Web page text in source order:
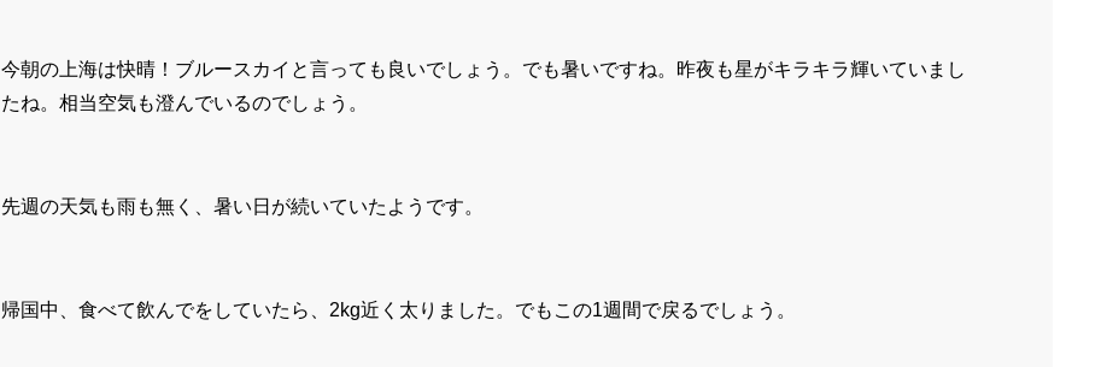
今朝の上海は快晴！ブルースカイと言っても良いでしょう。でも暑いですね。昨夜も星がキラキラ輝いていまし
たね。相当空気も澄んでいるのでしょう。
先週の天気も雨も無く、暑い日が続いていたようです。
帰国中、食べて飲んでをしていたら、2kg近く太りました。でもこの1週間で戻るでしょう。